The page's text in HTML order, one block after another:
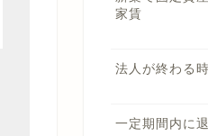
家賃
法人が終わる時
一定期間内に